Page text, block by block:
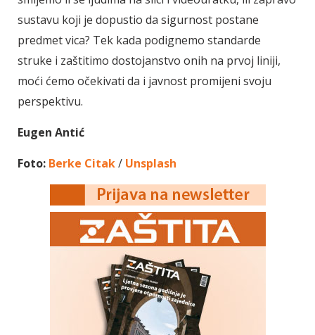
sustavu koji je dopustio da sigurnost postane
predmet vica? Tek kada podignemo standarde
struke i zaštitimo dostojanstvo onih na prvoj liniji,
moći ćemo očekivati da i javnost promijeni svoju
perspektivu.
Eugen Antić
Foto: Berke Citak/ Unsplash